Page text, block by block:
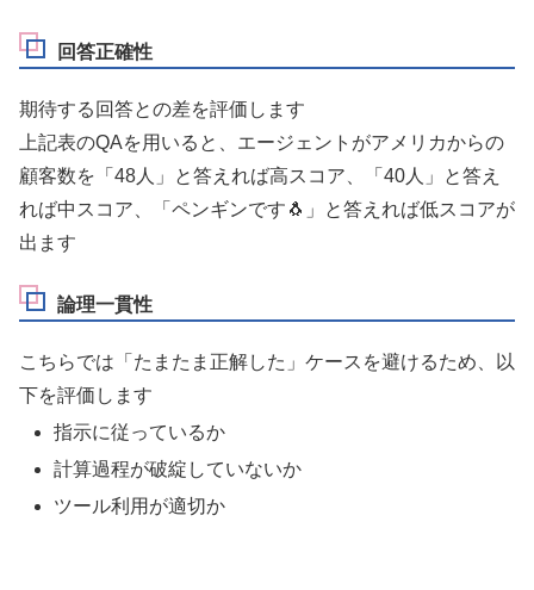
回答正確性
期待する回答との差を評価します
上記表のQAを用いると、エージェントがアメリカからの
顧客数を「48人」と答えれば高スコア、「40人」と答え
れば中スコア、「ペンギンです🐧」と答えれば低スコアが
出ます
論理一貫性
こちらでは「たまたま正解した」ケースを避けるため、以
下を評価します
指示に従っているか
計算過程が破綻していないか
ツール利用が適切か